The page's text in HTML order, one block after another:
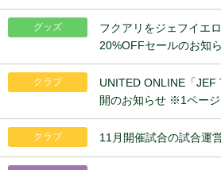
グッズ
フクアリをジェフイエ
20%OFFセールのお知
クラブ
UNITED ONLINE「
開のお知らせ ※1ペー
クラブ 11月開催試合の試合運